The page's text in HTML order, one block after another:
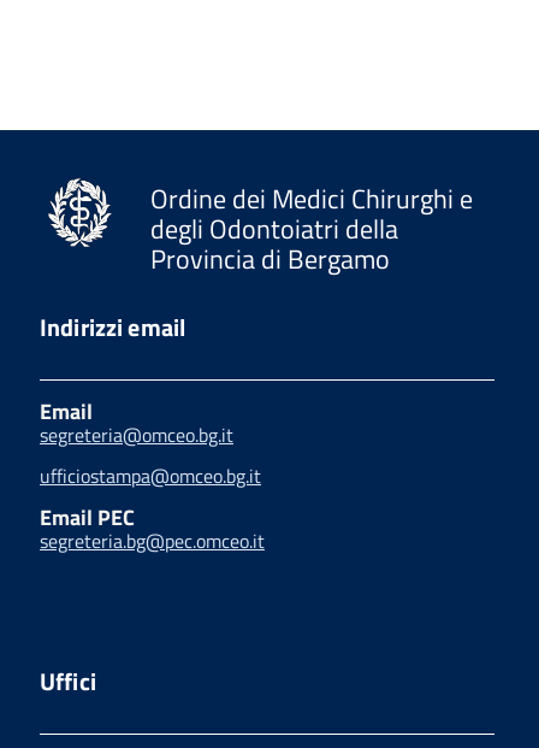
Ordine dei Medici Chirurghi e
degli Odontoiatri della
Provincia di Bergamo
Indirizzi email
Email
segreteria@omceo.bg.it
ufficiostampa@omceo.bg.it
Email PEC
segreteria.bg@pec.omceo.it
Uffici